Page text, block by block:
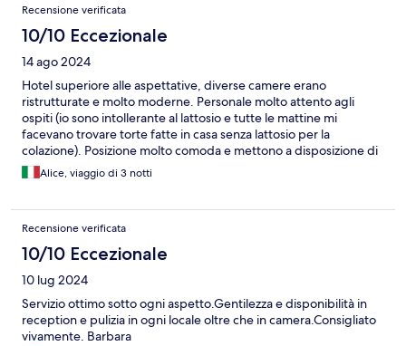
Recensione verificata
10/10 Eccezionale
14 ago 2024
Hotel superiore alle aspettative, diverse camere erano
ristrutturate e molto moderne. Personale molto attento agli
ospiti (io sono intollerante al lattosio e tutte le mattine mi
facevano trovare torte fatte in casa senza lattosio per la
colazione). Posizione molto comoda e mettono a disposizione di
un parcheggio per la macchina senza costi aggiuntivi
Alice, viaggio di 3 notti
Recensione verificata
10/10 Eccezionale
10 lug 2024
Servizio ottimo sotto ogni aspetto.Gentilezza e disponibilità in
reception e pulizia in ogni locale oltre che in camera.Consigliato
vivamente. Barbara